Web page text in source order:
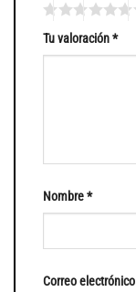
Tu valoración*
Nombre*
Correo electrónico